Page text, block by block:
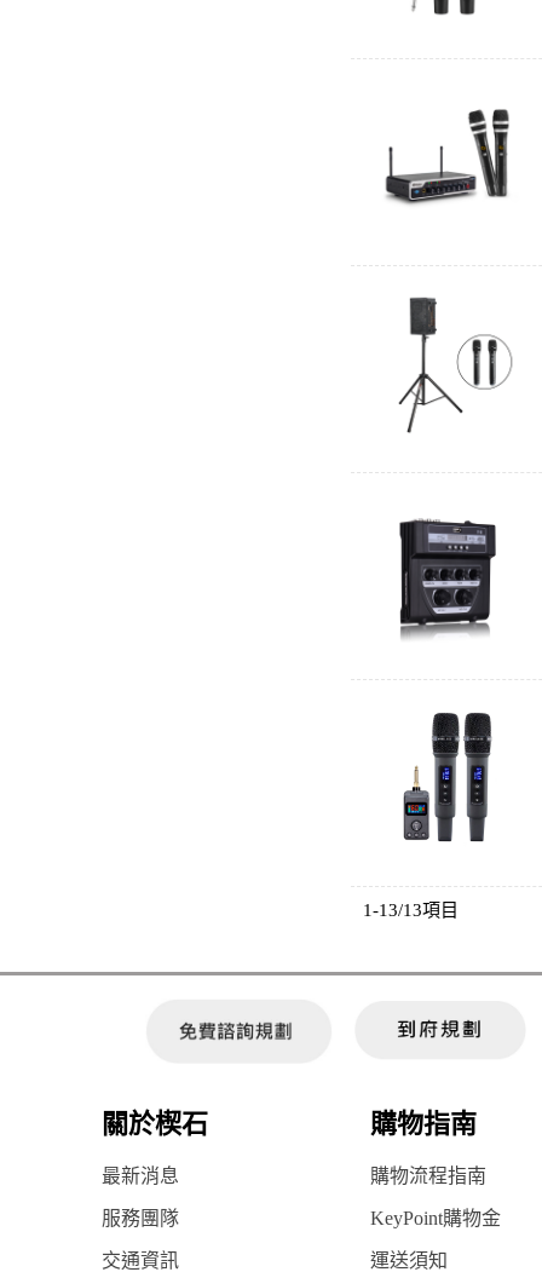
1-13/13項目
關於楔石 購物指南
最新消息 購物流程指南
服務團隊 KeyPoint購物金
交通資訊 運送須知